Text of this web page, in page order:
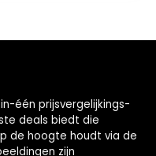
één prijsvergelijkings-
deals biedt die
de hoogte houdt via de
zijn